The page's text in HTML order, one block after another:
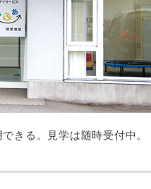
きる。見学は随時受付中。